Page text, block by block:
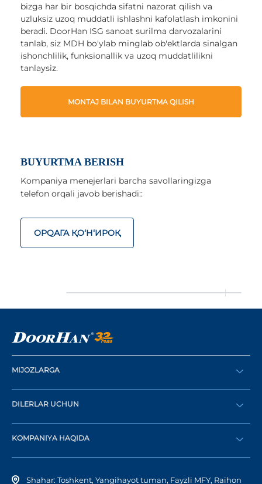
bizga har bir bosqichda sifatni nazorat qilish va
uzluksiz uzoq muddatli ishlashni kafolatlash imkonini
beradi. DoorHan ISG sanoat surilma darvozalarini
tanlab, siz MDH bo'ylab minglab ob'ektlarda sinalgan
ishonchlilik, funksionallik va uzoq muddatlilikni
tanlaysiz.
MONTAJ BILAN BUYURTMA QILISH
BUYURTMA BERISH
Kompaniya menejerlari barcha savollaringizga
telefon orqali javob berishadi::
ОРQАГА ҚO‘Н‘ИРОҚ
MIJOZLARGA
Buyurtma berish
Katalog
DILERLAR UCHUN
Diler bo‘lish
Shaxsiy kabinetga kirish
KOMPANIYA HAQIDA
Kompaniya tarixi
Shahar: Toshkent, Yangihayot tuman, Fayzli MFY, Raihon